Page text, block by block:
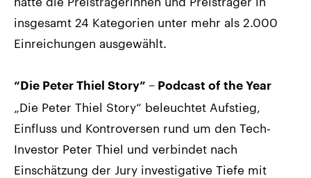
insgesamt 24 Kategorien unter mehr als 2.000
Einreichungen ausgewählt.
“Die Peter Thiel Story” – Podcast of the Year
„Die Peter Thiel Story“ beleuchtet Aufstieg,
Einfluss und Kontroversen rund um den Tech-
Investor Peter Thiel und verbindet nach
Einschätzung der Jury investigative Tiefe mit